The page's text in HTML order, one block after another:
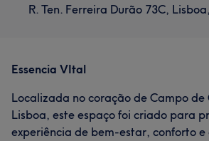
R. Ten. Ferreira Durão 73C,
Essencia VItal
Localizada no coração de Campo de
Lisboa, este espaço foi criado para
experiência de bem-estar, conforto